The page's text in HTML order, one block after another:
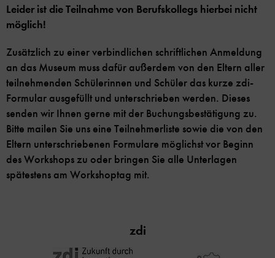
Leider ist die Teilnahme von Berufskollegs hierbei nicht
möglich!
Zusätzlich zu einer verbindlichen schriftlichen Anmeldung
an das Museum muss dafür außerdem von den Eltern aller
teilnehmenden Schülerinnen und Schüler das kurze zdi-
Formular ausgefüllt und unterschrieben werden. Dieses
senden wir Ihnen gerne mit der Buchungsbestätigung zu.
Bitte mailen Sie uns eine Teilnehmerliste sowie die von den
Eltern unterschriebenen Formulare möglichst vor Beginn
des Workshops zu oder bringen Sie alle Unterlagen
spätestens am Workshoptag mit.
zdi